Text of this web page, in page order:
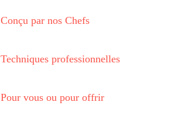
Conçu par nos Chefs
Techniques professionnelles
Pour vous ou pour offrir